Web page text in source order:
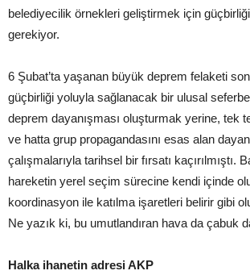
belediyecilik örnekleri geliştirmek için
gerekiyor.
6 Şubat’ta yaşanan büyük deprem felaketi
güçbirliği yoluyla sağlanacak bir ulusal
deprem dayanışması oluşturmak yerine, tek
ve hatta grup propagandasını esas alan
çalışmalarıyla tarihsel bir fırsatı kaçırılmıştı.
hareketin yerel seçim sürecine kendi içinde
koordinasyon ile katılma işaretleri belirir gibi
Ne yazık ki, bu umutlandıran hava da çabuk
Halka ihanetin adresi AKP